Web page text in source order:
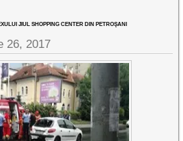
JIUL SHOPPING CENTER DIN PETROŞANI
26, 2017